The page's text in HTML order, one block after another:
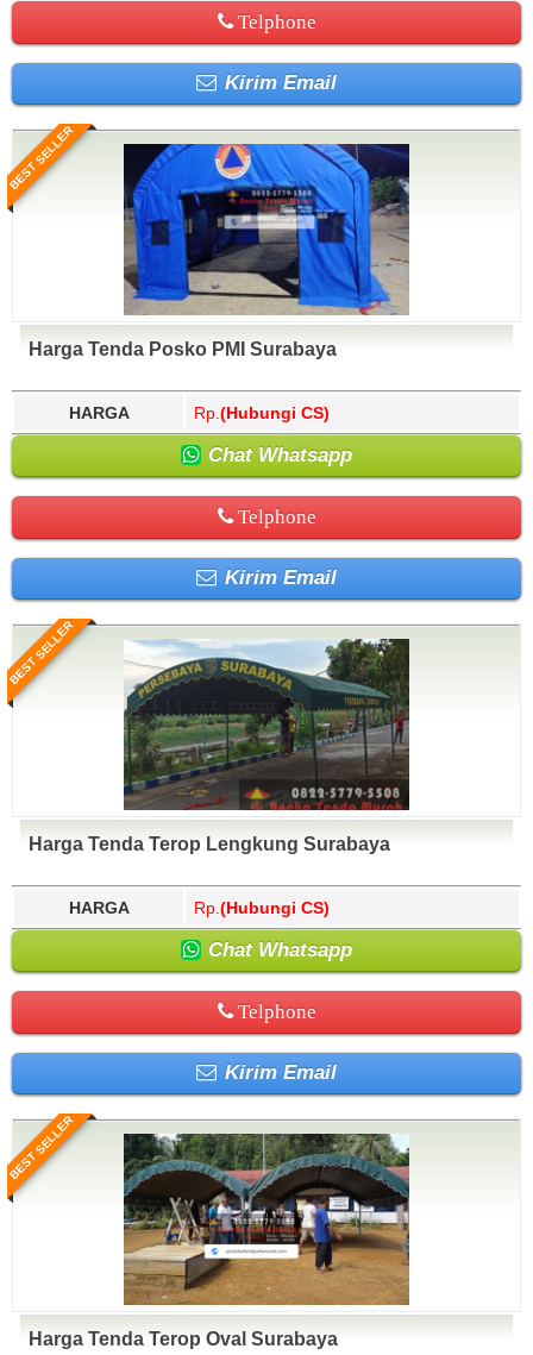
Telphone
Kirim Email
BEST SELLER
Harga Tenda Posko PMI Surabaya
HARGA Rp. (Hubungi CS)
Chat Whatsapp
Telphone
Kirim Email
BEST SELLER
Harga Tenda Terop Lengkung Surabaya
HARGA Rp. (Hubungi CS)
Chat Whatsapp
Telphone
Kirim Email
BEST SELLER
Harga Tenda Terop Oval Surabaya